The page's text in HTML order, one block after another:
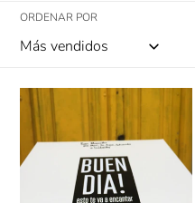
n
ORDENAR POR
Rango
puntual
de
15